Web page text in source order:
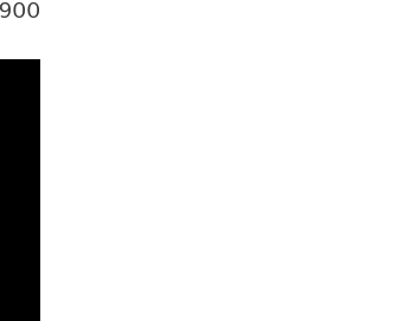
79,900 שקל; הנחה: 4,800